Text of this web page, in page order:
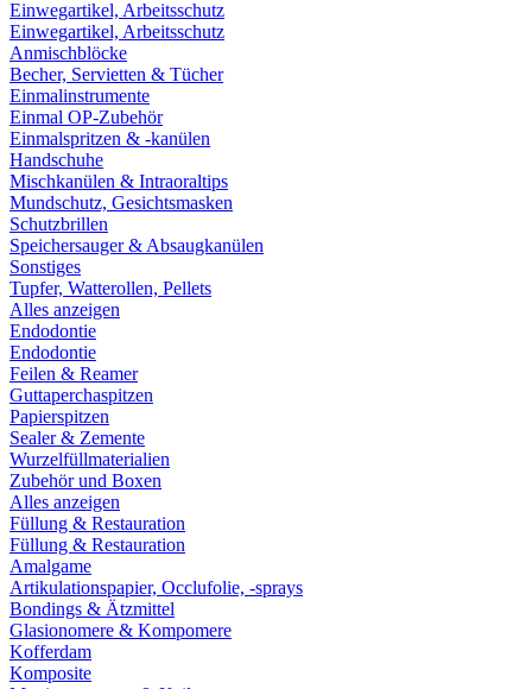
Einwegartikel, Arbeitsschutz
Einwegartikel, Arbeitsschutz
Anmischblöcke
Becher, Servietten & Tücher
Einmalinstrumente
Einmal OP-Zubehör
Einmalspritzen & -kanülen
Handschuhe
Mischkanülen & Intraoraltips
Mundschutz, Gesichtsmasken
Schutzbrillen
Speichersauger & Absaugkanülen
Sonstiges
Tupfer, Watterollen, Pellets
Alles anzeigen
Endodontie
Endodontie
Feilen & Reamer
Guttaperchaspitzen
Papierspitzen
Sealer & Zemente
Wurzelfüllmaterialien
Zubehör und Boxen
Alles anzeigen
Füllung & Restauration
Füllung & Restauration
Amalgame
Artikulationspapier, Occlufolie, -sprays
Bondings & Ätzmittel
Glasionomere & Kompomere
Kofferdam
Komposite